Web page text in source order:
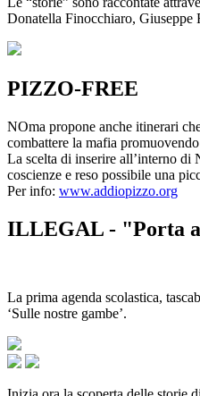
Donatella Finocchiaro, Giuseppe
PIZZO-FREE
NOma propone anche itinerari
combattere la mafia
La scelta di inserire all’interno di
coscienze e reso possibile una
Per info: www.addiopizzo.org
ILLEGAL - "Porta a
La prima agenda scolastica,
‘Sulle nostre gambe’.